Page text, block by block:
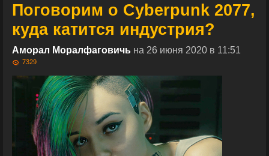
Поговорим о Cyberpunk 2077,
куда катится индустрия?
Аморал Моралфаговичь на 26 июня 2020 в 11:51
7329